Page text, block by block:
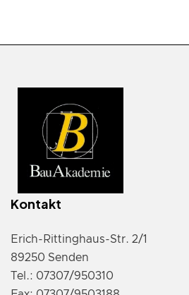
Kontakt
Erich-Rittinghaus-Str. 2/1
89250 Senden
Tel.: 07307/950310